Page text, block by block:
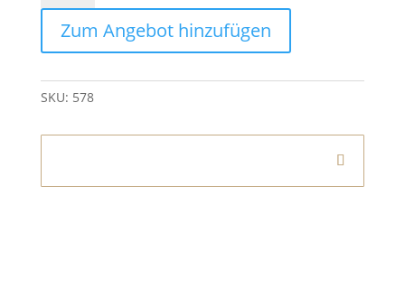
Schwarz
quantity
Zum Angebot hinzufügen
SKU: 578